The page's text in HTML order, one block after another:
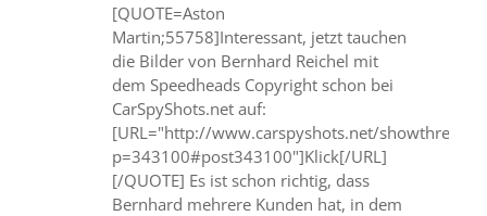
[QUOTE=Aston
Martin;55758]Interessant, jetzt tauchen
die Bilder von Bernhard Reichel mit
dem Speedheads Copyright schon bei
CarSpyShots.net auf:
[URL="http://www.carspyshots.net/
p=343100#post343100"]Klick[/URL]
[/QUOTE] Es ist schon richtig, dass
Bernhard mehrere Kunden hat, in dem